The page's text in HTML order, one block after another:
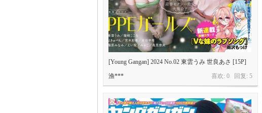
[Young Gangan] 2024 No.02 東雲うみ 世良あさ [15P]
喜欢: 0 回复: 5
渔***